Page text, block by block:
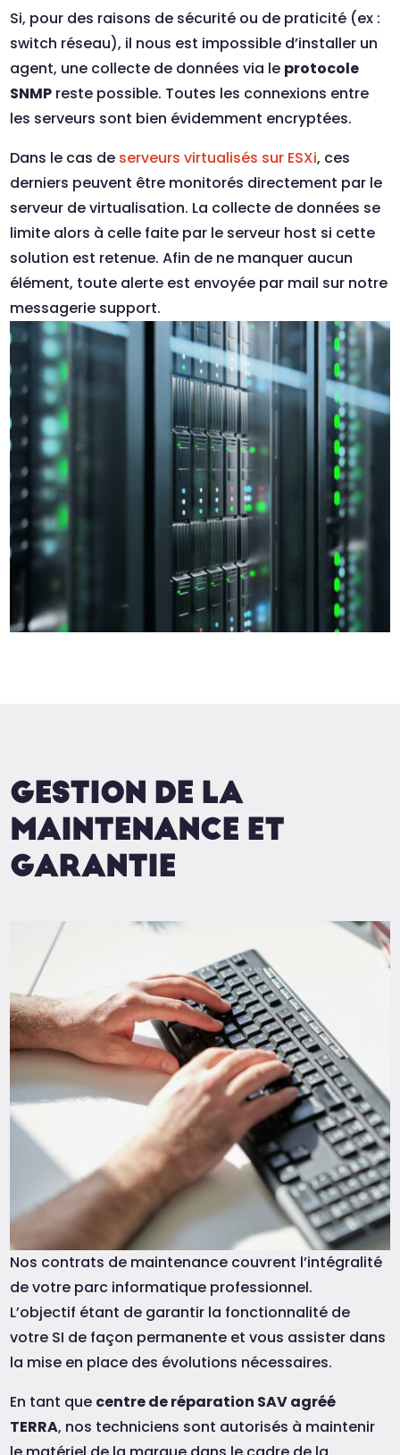
Si, pour des raisons de sécurité ou de praticité (ex :
switch réseau), il nous est impossible d’installer un
agent, une collecte de données via le protocole
SNMP reste possible. Toutes les connexions entre
les serveurs sont bien évidemment encryptées.
Dans le cas de serveurs virtualisés sur ESXi, ces
derniers peuvent être monitorés directement par le
serveur de virtualisation. La collecte de données se
limite alors à celle faite par le serveur host si cette
solution est retenue. Afin de ne manquer aucun
élément, toute alerte est envoyée par mail sur notre
messagerie support.
GESTION DE LA
MAINTENANCE ET
GARANTIE
Nos contrats de maintenance couvrent l’intégralité
de votre parc informatique professionnel.
L’objectif étant de garantir la fonctionnalité de
votre SI de façon permanente et vous assister dans
la mise en place des évolutions nécessaires.
En tant que centre de réparation SAV agréé
TERRA, nos techniciens sont autorisés à maintenir